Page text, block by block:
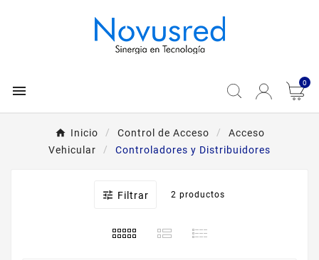
 0
Inicio Control de Acceso
Acceso
Vehicular
Controladores y Distribuidores
 Filtrar 2 productos